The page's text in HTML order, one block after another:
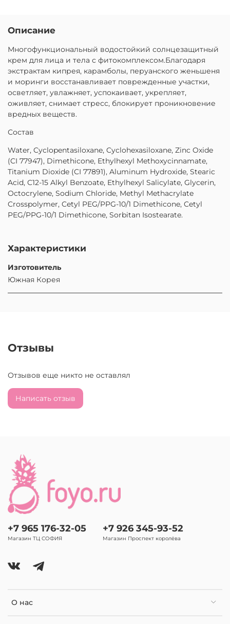
Описание
Многофункциональный водостойкий солнцезащитный
крем для лица и тела с фитокомплексом.Благодаря
экстрактам кипрея, карамболы, перуанского женьшеня
и моринги восстанавливает поврежденные участки,
осветляет, увлажняет, успокаивает, укрепляет,
оживляет, снимает стресс, блокирует проникновение
вредных веществ.
Состав
Water, Cyclopentasiloxane, Cyclohexasiloxane, Zinc Oxide
(CI 77947), Dimethicone, Ethylhexyl Methoxycinnamate,
Titanium Dioxide (CI 77891), Aluminum Hydroxide, Stearic
Acid, C12-15 Alkyl Benzoate, Ethylhexyl Salicylate, Glycerin,
Octocrylene, Sodium Chloride, Methyl Methacrylate
Crosspolymer, Cetyl PEG/PPG-10/1 Dimethicone, Cetyl
PEG/PPG-10/1 Dimethicone, Sorbitan Isostearate.
Характеристики
Изготовитель
Южная Корея
Отзывы
Отзывов еще никто не оставлял
Написать отзыв
О нас
+7 965 176-32-05
Магазин ТЦ СОФИЯ
+7 926 345-93-52
Магазин Проспект королёва